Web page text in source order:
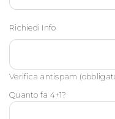
Richiedi Info
Verifica antispam
Quanto fa 4+1?